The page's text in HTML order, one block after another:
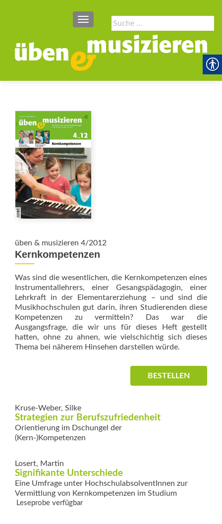
Suche
nach:
SCHALTE NAVIGATION
üben & musizieren 4/2012
Kernkompetenzen
Was sind die wesentlichen, die Kernkompetenzen eines
Instrumentallehrers, einer Gesangspädagogin, einer
Lehrkraft in der Elementarerziehung – und sind die
Musikhochschulen gut darin, ihren Studierenden diese
Kompetenzen zu vermitteln? Das war die
Ausgangsfrage, die wir uns für dieses Heft gestellt
hatten, ohne zu ahnen, wie vielschichtig sich dieses
Thema bei näherem Hinsehen darstellen würde.
BESTELLEN
Kruse-Weber, Silke
Strategien zur Berufs­zufriedenheit
Orientierung im Dschungel der
(Kern-)Kompetenzen
Losert, Martin
Signifikante Unterschiede
Eine Umfrage unter HochschulabsolventInnen zur
Vermittlung von Kernkompetenzen im Studium
Leseprobe verfügbar